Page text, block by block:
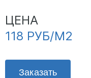
ЦЕНА
118 РУБ/М2
Заказать